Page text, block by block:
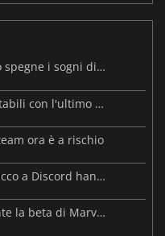
Steam Frame: il prezzo trapelato spegne i sogni di un VR economico
Palworld: Sunreach e boss più stabili con l'ultimo update
ora è a rischio
Le mappe dei malware e un attacco a Discord hanno colpito Meccha Chameleon
PlayStation Network in tilt durante la beta di Marvel Tōkon